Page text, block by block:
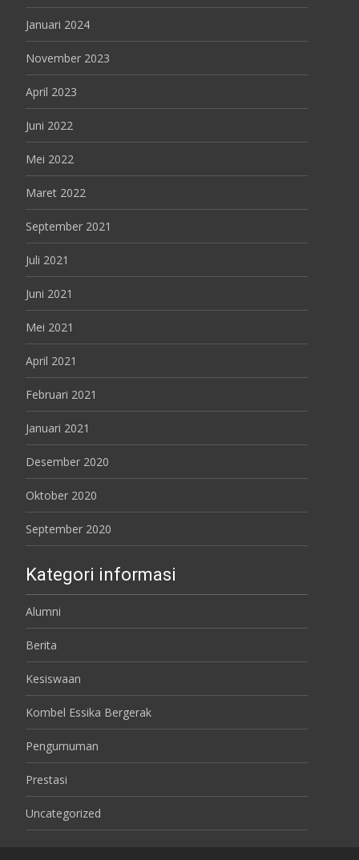
Januari 2024
November 2023
April 2023
Juni 2022
Mei 2022
Maret 2022
September 2021
Juli 2021
Juni 2021
Mei 2021
April 2021
Februari 2021
Januari 2021
Desember 2020
Oktober 2020
September 2020
Kategori informasi
Alumni
Berita
Kesiswaan
Kombel Essika Bergerak
Pengumuman
Prestasi
Uncategorized